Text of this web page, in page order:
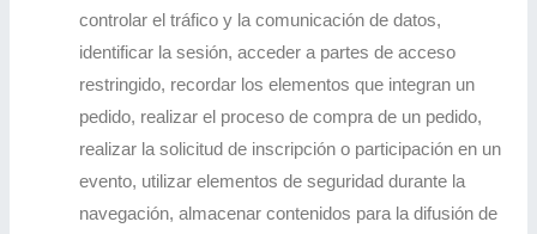
controlar el tráfico y la comunicación de datos,
identificar la sesión, acceder a partes de acceso
restringido, recordar los elementos que integran un
pedido, realizar el proceso de compra de un pedido,
realizar la solicitud de inscripción o participación en un
evento, utilizar elementos de seguridad durante la
navegación, almacenar contenidos para la difusión de